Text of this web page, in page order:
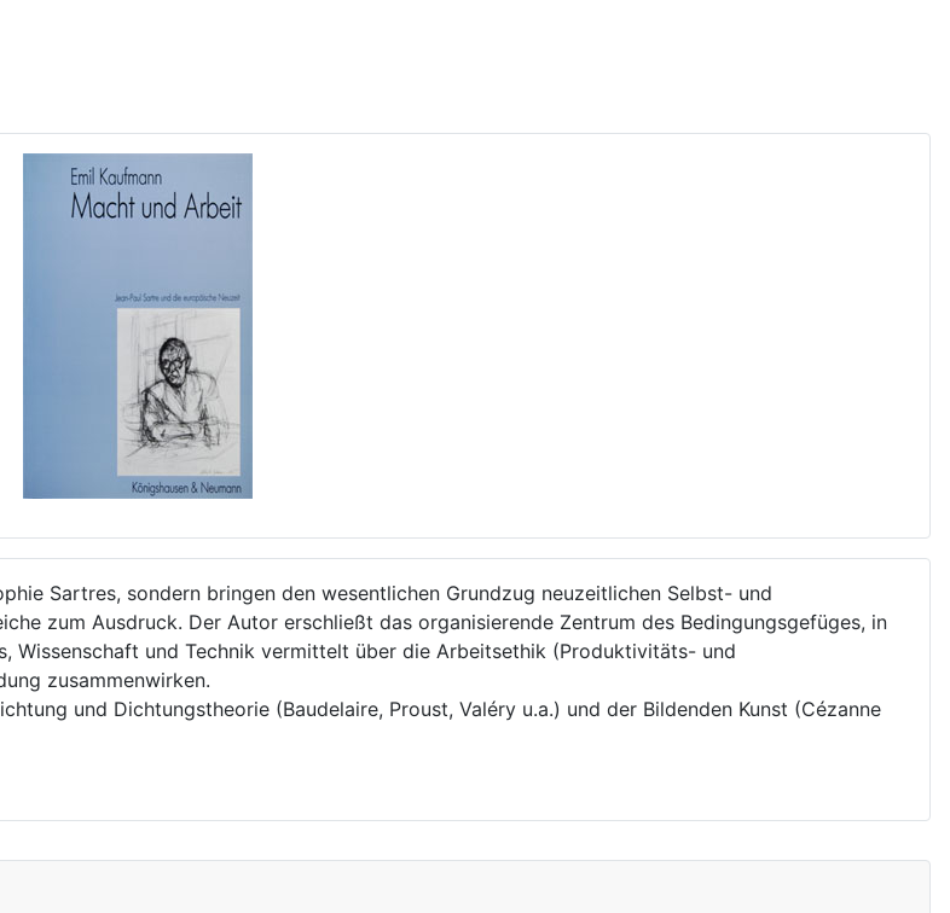
Sartres, sondern bringen den wesentlichen Grundzug neuzeitlichen Selbst- und
zum Ausdruck. Der Autor erschließt das organisierende Zentrum des Bedingungsgefüges, in
Wissenschaft und Technik vermittelt über die Arbeitsethik (Produktivitäts- und
zusammenwirken.
und Dichtungstheorie (Baudelaire, Proust, Valéry u.a.) und der Bildenden Kunst (Cézanne